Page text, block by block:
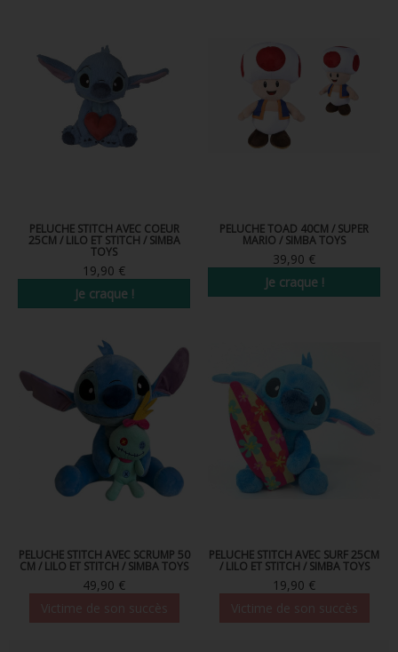
PELUCHE STITCH AVEC COEUR
25CM / LILO ET STITCH / SIMBA
TOYS
19,90 €
Je craque !
PELUCHE TOAD 40CM / SUPER
MARIO / SIMBA TOYS
39,90 €
Je craque !
PELUCHE STITCH AVEC SCRUMP 50
CM / LILO ET STITCH / SIMBA TOYS
49,90 €
PELUCHE STITCH AVEC SURF 25CM
/ LILO ET STITCH / SIMBA TOYS
19,90 €